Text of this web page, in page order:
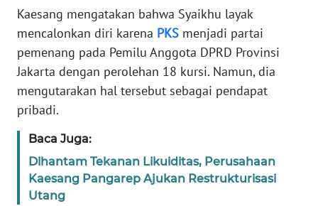
Kaesang mengatakan bahwa Syaikhu layak
mencalonkan diri karena PKS menjadi partai
pemenang pada Pemilu Anggota DPRD Provinsi
Jakarta dengan perolehan 18 kursi. Namun, dia
mengutarakan hal tersebut sebagai pendapat
pribadi.
Baca Juga:
Dihantam Tekanan Likuiditas, Perusahaan
Kaesang Pangarep Ajukan Restrukturisasi
Utang
Wahana
News
Regional
WN
SUMUT
JAKARTA
WN
JABAR